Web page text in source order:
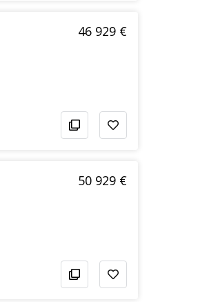
46 929 €
50 929 €